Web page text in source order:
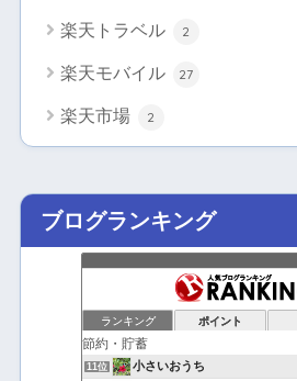
楽天トラベル 2
楽天モバイル 27
楽天市場 2
ブログランキング
ランキング ポイント
11位 小さいおうち